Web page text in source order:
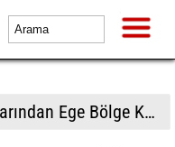
BTP Gençlik Kollarından Ege Bölge Kampı: Gençler Murat Dağı'nda buluştu